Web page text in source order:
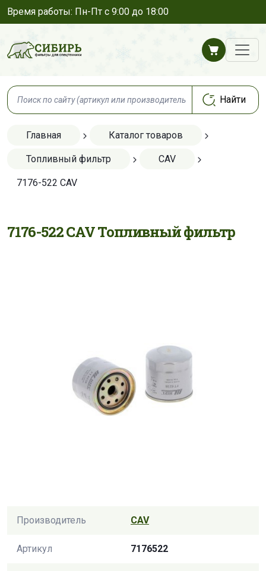
Время работы: Пн-Пт с 9:00 до 18:00
Главная Каталог товаров
Топливный фильтр CAV
7176-522 CAV
7176-522 CAV Топливный фильтр
Производитель CAV
Артикул 7176522